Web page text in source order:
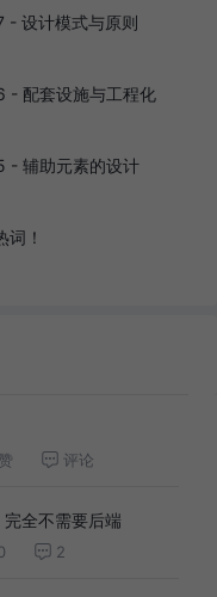
- 设计模式与原则
- 配套设施与工程化
- 辅助元素的设计
！
评论
全不需要后端
2